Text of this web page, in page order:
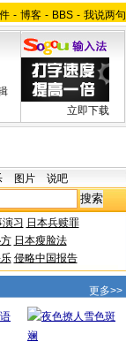
- 博客 - BBS - 我说两句
立即下载
图片 说吧
习 日本兵赎罪
日本瘦脸法
侵略中国报告
更多>>